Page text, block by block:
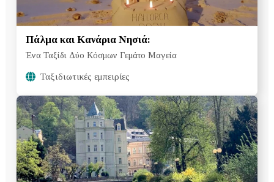
Πάλμα και Κανάρια Νησιά:
Ένα Ταξίδι Δύο Κόσμων Γεμάτο Μαγεία
Ταξιδιωτικές εμπειρίες